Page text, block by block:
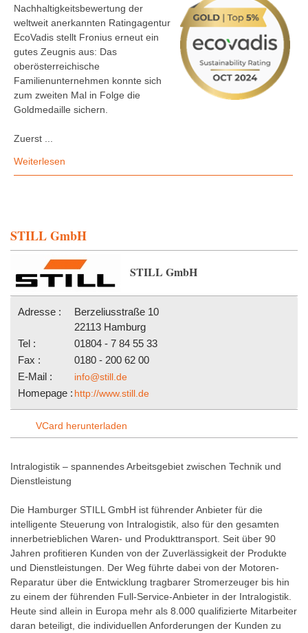
Nachhaltigkeitsbewertung der
weltweit anerkannten Ratingagentur
EcoVadis stellt Fronius erneut ein
gutes Zeugnis aus: Das
oberösterreichische
Familienunternehmen konnte sich
zum zweiten Mal in Folge die
Goldmedaille sichern.
Zuerst ...
Weiterlesen
STILL GmbH
STILL GmbH
Adresse :
Berzeliusstraße 10
22113 Hamburg
Tel :
01804 - 7 84 55 33
Fax :
0180 - 200 62 00
E-Mail :
info@still.de
Homepage : http://www.still.de
VCard herunterladen
Intralogistik – spannendes Arbeitsgebiet zwischen Technik und
Dienstleistung
Die Hamburger STILL GmbH ist führender Anbieter für die
intelligente Steuerung von Intralogistik, also für den gesamten
innerbetrieblichen Waren- und Produkttransport. Seit über 90
Jahren profitieren Kunden von der Zuverlässigkeit der Produkte
und Dienstleistungen. Der Weg führte dabei von der Motoren-
Reparatur über die Entwicklung tragbarer Stromerzeuger bis hin
zu einem der führenden Full-Service-Anbieter in der Intralogistik.
Heute sind allein in Europa mehr als 8.000 qualifizierte Mitarbeiter
daran beteiligt, die individuellen Anforderungen der Kunden zu